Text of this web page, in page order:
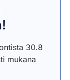
30.8
mukana